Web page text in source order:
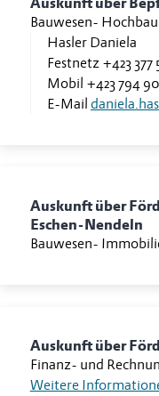
Bauwesen-
Hasler Daniela
Festnetz +423 377
Mobil +423 794
E-Mail
Auskunft über
Eschen-Nendeln
Bauwesen-
Auskunft über
Finanz- und
Weitere